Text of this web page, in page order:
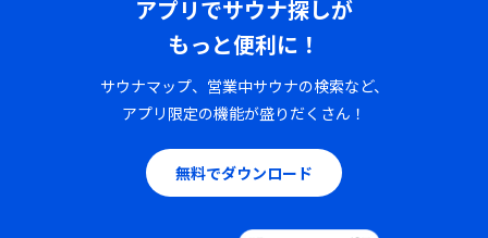
アプリでサウナ探しが
もっと便利に！
サウナマップ、営業中サウナの検索など、
アプリ限定の機能が盛りだくさん！
無料でダウンロード